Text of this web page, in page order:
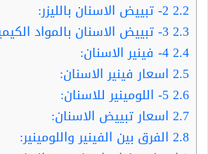
2.2
2.3
2.4
2.5 اسعار فينير الاسنان:
2.6
2.7 اسعار تبييض الاسنان:
2.8 الفرق بين الفينير واللومينير: